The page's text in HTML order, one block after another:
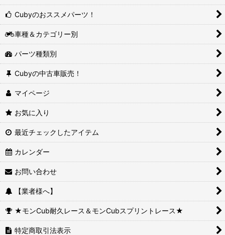
Cubyのおススメパーツ！
車種＆カテゴリー別
パーツ種類別
Cubyの中古車販売！
マイページ
お気に入り
最近チェックしたアイテム
カレンダー
お問い合わせ
【業者様へ】
★モンCub耐久レース＆モンCubスプリントレース★
特定商取引法表示